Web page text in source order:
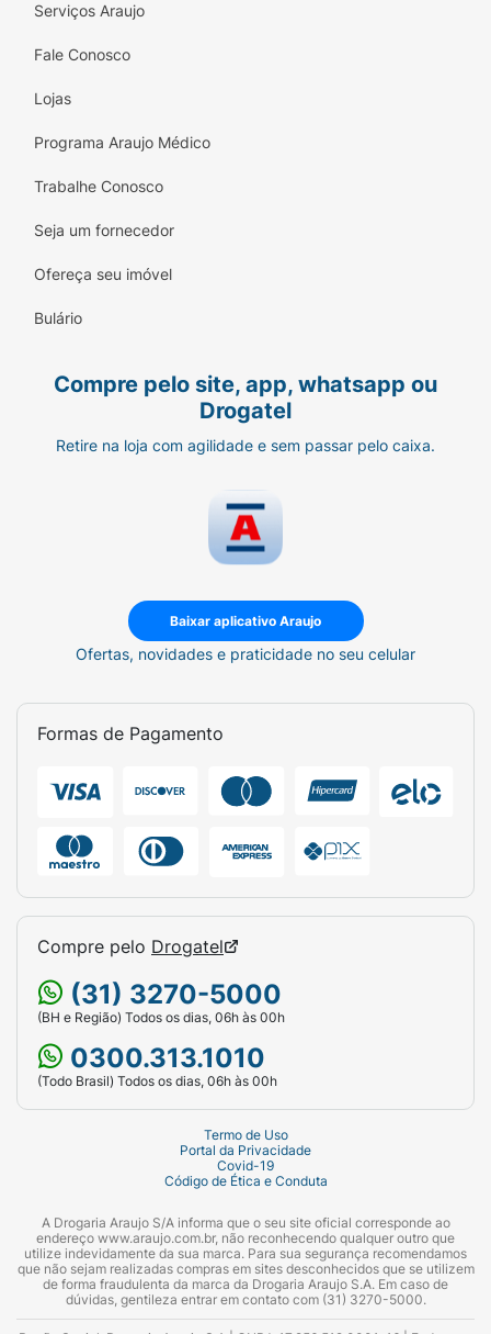
Serviços Araujo
Fale Conosco
Lojas
Programa Araujo Médico
Trabalhe Conosco
Seja um fornecedor
Ofereça seu imóvel
Bulário
Compre pelo site, app, whatsapp ou
Drogatel
Retire na loja com agilidade e sem passar pelo caixa.
Baixar aplicativo Araujo
Ofertas, novidades e praticidade no seu celular
Formas de Pagamento
Compre pelo Drogatel
(31) 3270-5000
(BH e Região) Todos os dias, 06h às 00h
0300.313.1010
(Todo Brasil) Todos os dias, 06h às 00h
Termo de Uso
Portal da Privacidade
Covid-19
Código de Ética e Conduta
A Drogaria Araujo S/A informa que o seu site oficial corresponde ao
endereço www.araujo.com.br, não reconhecendo qualquer outro que
utilize indevidamente da sua marca. Para sua segurança recomendamos
que não sejam realizadas compras em sites desconhecidos que se utilizem
de forma fraudulenta da marca da Drogaria Araujo S.A. Em caso de
dúvidas, gentileza entrar em contato com (31) 3270-5000.